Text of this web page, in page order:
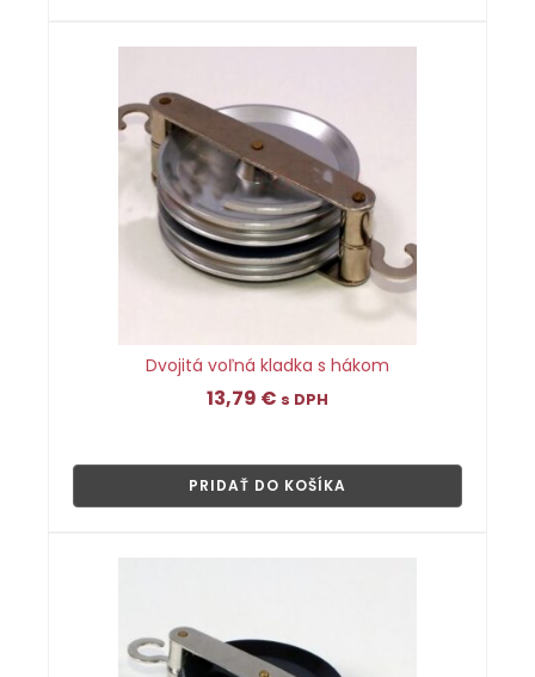
Dvojitá voľná kladka s hákom
13,79 € s DPH
PRIDAŤ DO KOŠÍKA